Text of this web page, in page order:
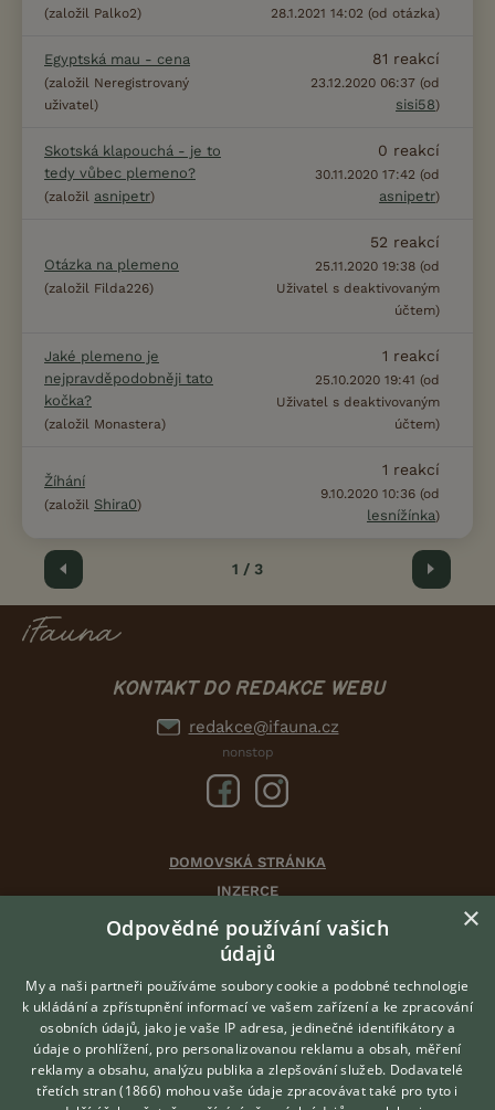
(založil Palko2) 28.1.2021 14:02 (od otázka)
Egyptská mau - cena
(založil Neregistrovaný
uživatel)
81 reakcí
23.12.2020 06:37 (od
sisi58)
Skotská klapouchá - je to
tedy vůbec plemeno?
(založil asnipetr)
0 reakcí
30.11.2020 17:42 (od
asnipetr)
Otázka na plemeno
(založil Filda226)
52 reakcí
25.11.2020 19:38 (od
Uživatel s deaktivovaným
účtem)
Jaké plemeno je
nejpravděpodobněji tato
kočka?
(založil Monastera)
1 reakcí
25.10.2020 19:41 (od
Uživatel s deaktivovaným
účtem)
Žíhání
(založil Shira0)
1 reakcí
9.10.2020 10:36 (od
lesnížínka)
Předchozí 1 / 3 Další
KONTAKT DO REDAKCE WEBU
redakce@ifauna.cz
nonstop
DOMOVSKÁ STRÁNKA
INZERCE
DISKUSE
ČLÁNKY
CHOVATELSKÉ STANICE
ATLAS
O nás
KontaktHledáte zvířecího kamaráda?
×
Odpovědné používání vašich
údajů
My a naši partneři používáme soubory cookie a podobné technologie
k ukládání a zpřístupnění informací ve vašem zařízení a ke zpracování
osobních údajů, jako je vaše IP adresa, jedinečné identifikátory a
údaje o prohlížení, pro personalizovanou reklamu a obsah, měření
reklamy a obsahu, analýzu publika a zlepšování služeb. Dodavatelé
třetích stran (1866) mohou vaše údaje zpracovávat také pro tyto i